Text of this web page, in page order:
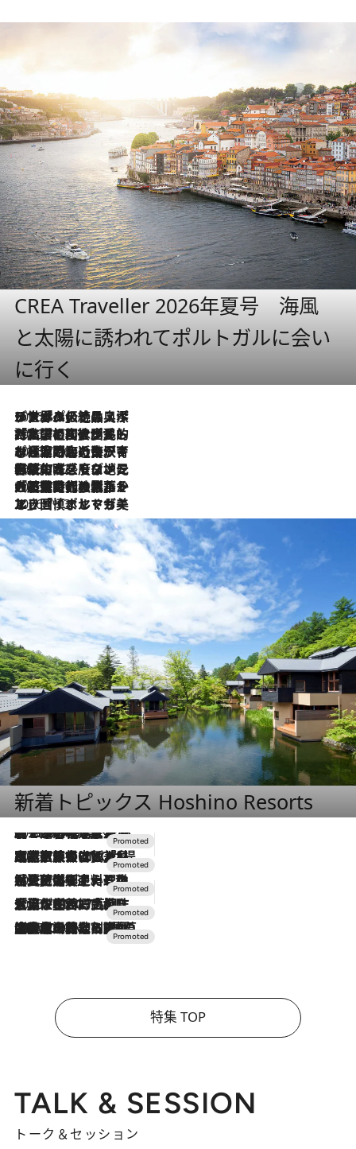
CREA Traveller 2026年夏号 海風
と太陽に誘われてポルトガルに会い
に行く
2026.8.8
リスボンの絶品スイーツ「パステル・デ・ナタ」とは？ポルトガル伝統の奥深い世界へ
2026.7.27
「私の祖国はポルトガル語です」国民的詩人フェルナンド・ペソアと、彼が愛した文学の街を歩く
2026.7.26
ポルトガル近海が育む極上の海の幸。キリリと冷えた白ワインと愉しむ、シーフード専門店の贅沢
2026.7.22
伝統の味をモダンに昇華。高感度な地元客が集う、リスボンの最旬ガストロノミー
2026.7.21
大航海時代の栄華から、震災、独裁、そして革命へ。ポルトガル・首都リスボンの石畳に刻まれた「歴史の光と影」
2026.7.13
エッセイ・ヤマザキマリ「慎ましくも美しき国 ポルトガル」
新着トピックス Hoshino Resorts
2026.8.7
【トンボの足水浴】ヒノキの香りに包まれて涼感マックス！約13℃の湧水かけ流しを避暑地「星野温泉 トンボの湯」で体験
2026.7.31
【ホテル帰省】という選択肢をOMOが提案。家族とほどよい距離を保つには「昼は実家、夜は気兼ねなくホテルで！」
2026.7.24
【夏限定ディナーコース】旬を迎える稚鮎や花ズッキーニなどをイタリア・トスカーナの郷土料理の手法で満喫！
2026.7.17
「土佐和ハーブかき氷」がOMO7高知に登場！生姜、山椒、大葉など目にも舌にも涼を呼ぶ郷土の味
2026.7.10
NEW OPEN！【界 草津】名湯の地に誕生。趣の異なる2種の温泉と上州ならではの会席・蕎麦割烹など美食を味わう究極の癒やし旅
特集 TOP
TALK & SESSION
トーク＆セッション